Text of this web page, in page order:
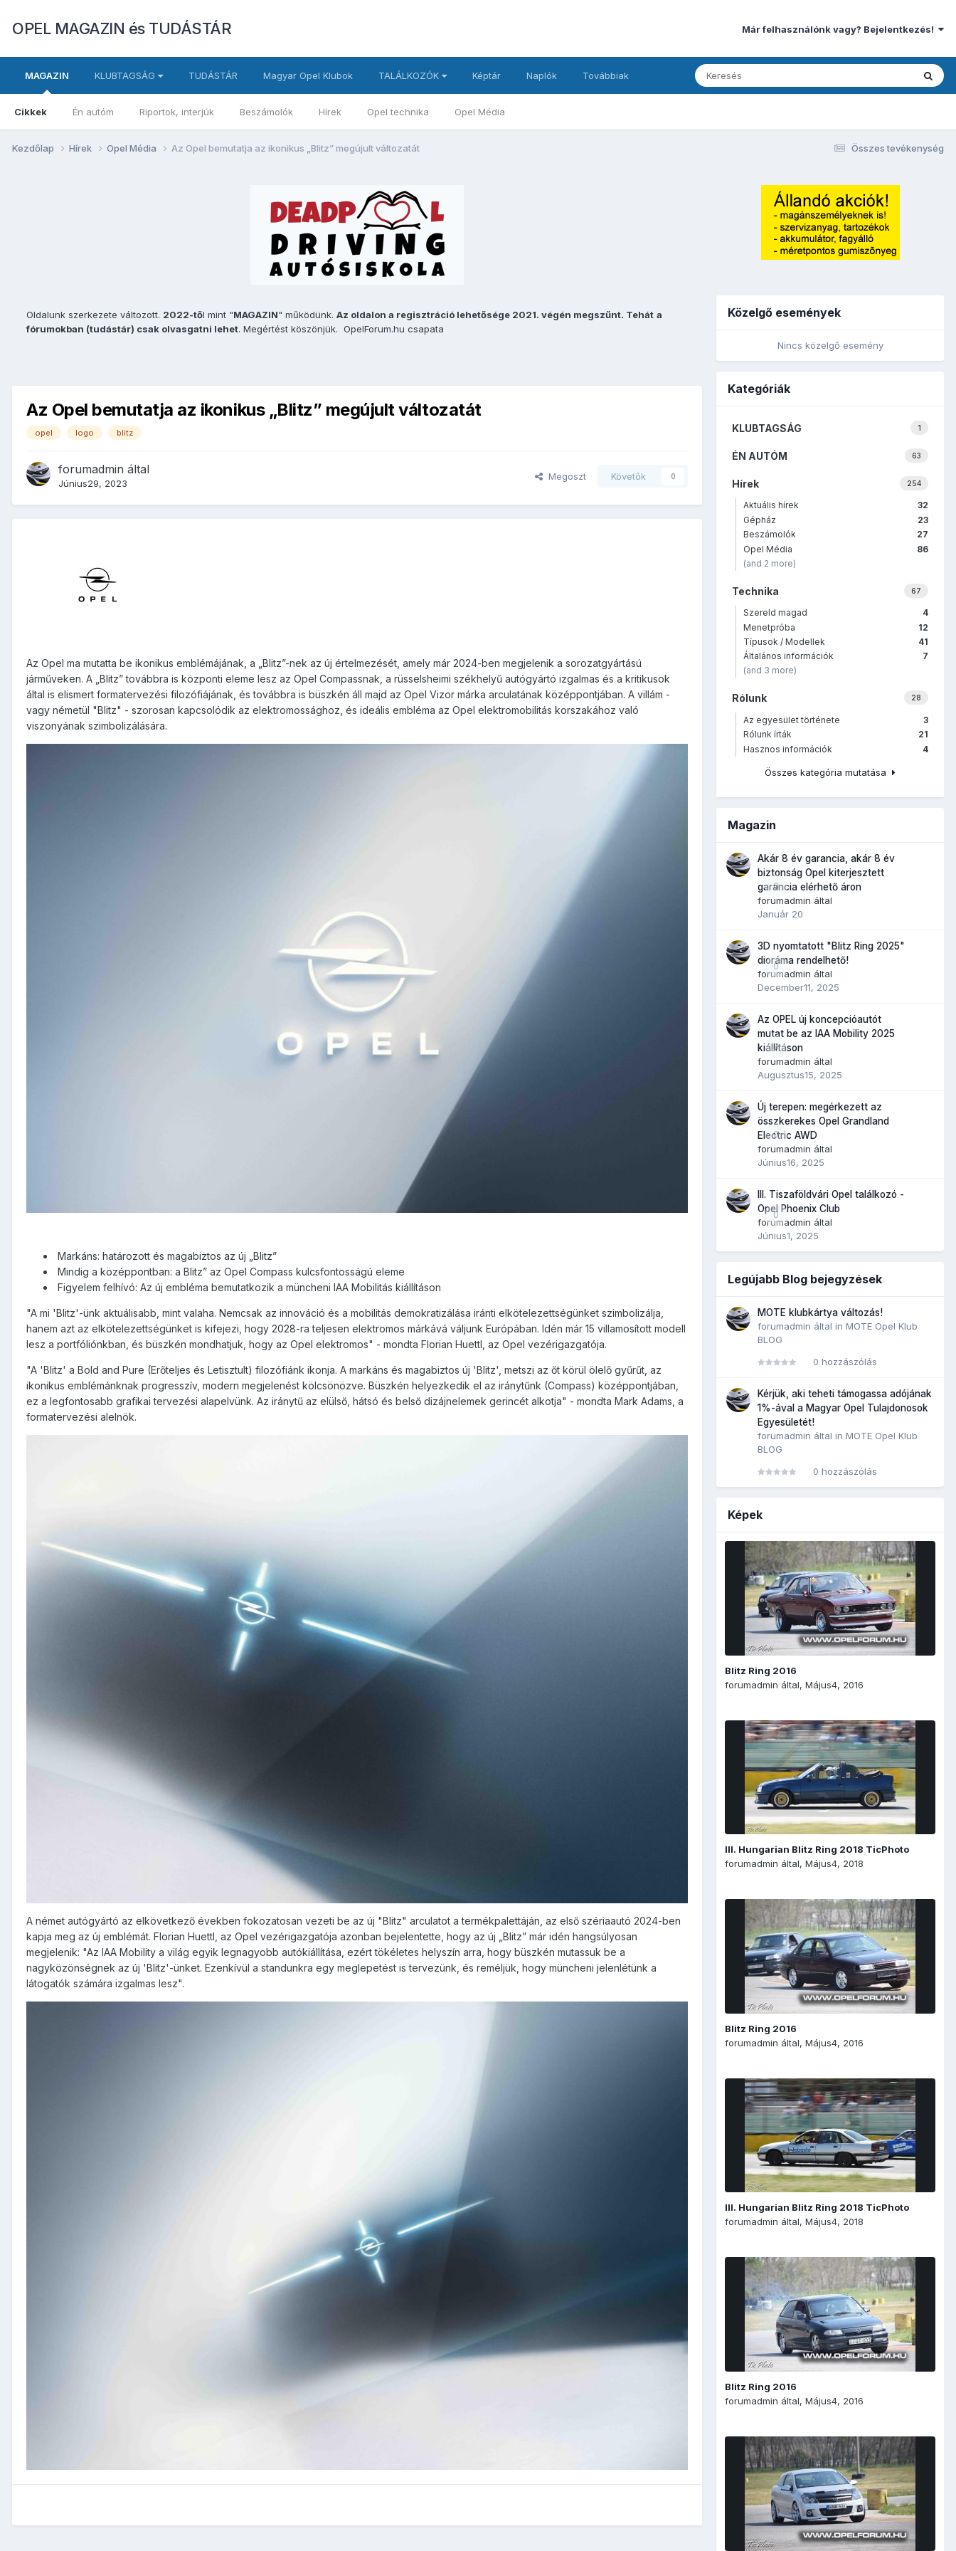
OPEL MAGAZIN és TUDÁSTÁR Már felhasználónk vagy? Bejelentkezés!
MAGAZIN
Cikkek Én autóm Riportok, interjúk Beszámolók Hírek Opel technika Opel Média
KLUBTAGSÁG TUDÁSTÁR Magyar Opel Klubok TALÁLKOZÓK Képtár Naplók Továbbiak
Összes tevékenység
Kezdőlap Hírek Opel Média Az Opel bemutatja az ikonikus „Blitz” megújult változatát
Oldalunk szerkezete változott. 2022-től mint "MAGAZIN" működünk. Az oldalon a regisztráció lehetősége 2021. végén megszűnt. Tehát a
fórumokban (tudástár) csak olvasgatni lehet. Megértést köszönjük. OpelForum.hu csapata
Az Opel bemutatja az ikonikus „Blitz” megújult változatát
opel logo blitz
forumadmin által
Június29, 2023
Megoszt Követők 0
Az Opel ma mutatta be ikonikus emblémájának, a „Blitz”-nek az új értelmezését, amely már 2024-ben megjelenik a sorozatgyártású
járműveken. A „Blitz” továbbra is központi eleme lesz az Opel Compassnak, a rüsselsheimi székhelyű autógyártó izgalmas és a kritikusok
által is elismert formatervezési filozófiájának, és továbbra is büszkén áll majd az Opel Vizor márka arculatának középpontjában. A villám -
vagy németül "Blitz" - szorosan kapcsolódik az elektromossághoz, és ideális embléma az Opel elektromobilitás korszakához való
viszonyának szimbolizálására.
Markáns: határozott és magabiztos az új „Blitz”
Mindig a középpontban: a Blitz” az Opel Compass kulcsfontosságú eleme
Figyelem felhívó: Az új embléma bemutatkozik a müncheni IAA Mobilitás kiállításon
"A mi 'Blitz'-ünk aktuálisabb, mint valaha. Nemcsak az innováció és a mobilitás demokratizálása iránti elkötelezettségünket szimbolizálja,
hanem azt az elkötelezettségünket is kifejezi, hogy 2028-ra teljesen elektromos márkává váljunk Európában. Idén már 15 villamosított modell
lesz a portfóliónkban, és büszkén mondhatjuk, hogy az Opel elektromos" - mondta Florian Huettl, az Opel vezérigazgatója.
"A 'Blitz' a Bold and Pure (Erőteljes és Letisztult) filozófiánk ikonja. A markáns és magabiztos új 'Blitz', metszi az őt körül ölelő gyűrűt, az
ikonikus emblémánknak progresszív, modern megjelenést kölcsönözve. Büszkén helyezkedik el az iránytűnk (Compass) középpontjában,
ez a legfontosabb grafikai tervezési alapelvünk. Az iránytű az elülső, hátsó és belső dizájnelemek gerincét alkotja" - mondta Mark Adams, a
formatervezési alelnök.
A német autógyártó az elkövetkező években fokozatosan vezeti be az új "Blitz" arculatot a termékpalettáján, az első szériaautó 2024-ben
kapja meg az új emblémát. Florian Huettl, az Opel vezérigazgatója azonban bejelentette, hogy az új „Blitz” már idén hangsúlyosan
megjelenik: "Az IAA Mobility a világ egyik legnagyobb autókiállítása, ezért tökéletes helyszín arra, hogy büszkén mutassuk be a
nagyközönségnek az új 'Blitz'-ünket. Ezenkívül a standunkra egy meglepetést is tervezünk, és reméljük, hogy müncheni jelenlétünk a
látogatók számára izgalmas lesz".
Közelgő események
Nincs közelgő esemény
Kategóriák
1
KLUBTAGSÁG
63
ÉN AUTÓM
254
Hírek
32
Aktuális hírek
23
Gépház
27
Beszámolók
86
Opel Média
(and 2 more)
67
Technika
4
Szereld magad
12
Menetpróba
41
Típusok / Modellek
7
Általános információk
(and 3 more)
28
Rólunk
3
Az egyesület története
21
Rólunk írták
4
Hasznos információk
Összes kategória mutatása
Magazin
0
Akár 8 év garancia, akár 8 év
biztonság Opel kiterjesztett
garancia elérhető áron
forumadmin által
Január 20
0
3D nyomtatott "Blitz Ring 2025"
dioráma rendelhető!
forumadmin által
December11, 2025
0
Az OPEL új koncepcióautót
mutat be az IAA Mobility 2025
kiállításon
forumadmin által
Augusztus15, 2025
0
Új terepen: megérkezett az
összkerekes Opel Grandland
Electric AWD
forumadmin által
Június16, 2025
0
III. Tiszaföldvári Opel találkozó -
Opel Phoenix Club
forumadmin által
Június1, 2025
Legújabb Blog bejegyzések
MOTE klubkártya változás!
forumadmin által in MOTE Opel Klub
BLOG
0 hozzászólás
Kérjük, aki teheti támogassa adójának
1%-ával a Magyar Opel Tulajdonosok
Egyesületét!
forumadmin által in MOTE Opel Klub
BLOG
0 hozzászólás
Képek
Blitz Ring 2016
forumadmin által, Május4, 2016
III. Hungarian Blitz Ring 2018 TicPhoto
forumadmin által, Május4, 2018
Blitz Ring 2016
forumadmin által, Május4, 2016
III. Hungarian Blitz Ring 2018 TicPhoto
forumadmin által, Május4, 2018
Blitz Ring 2016
forumadmin által, Május4, 2016